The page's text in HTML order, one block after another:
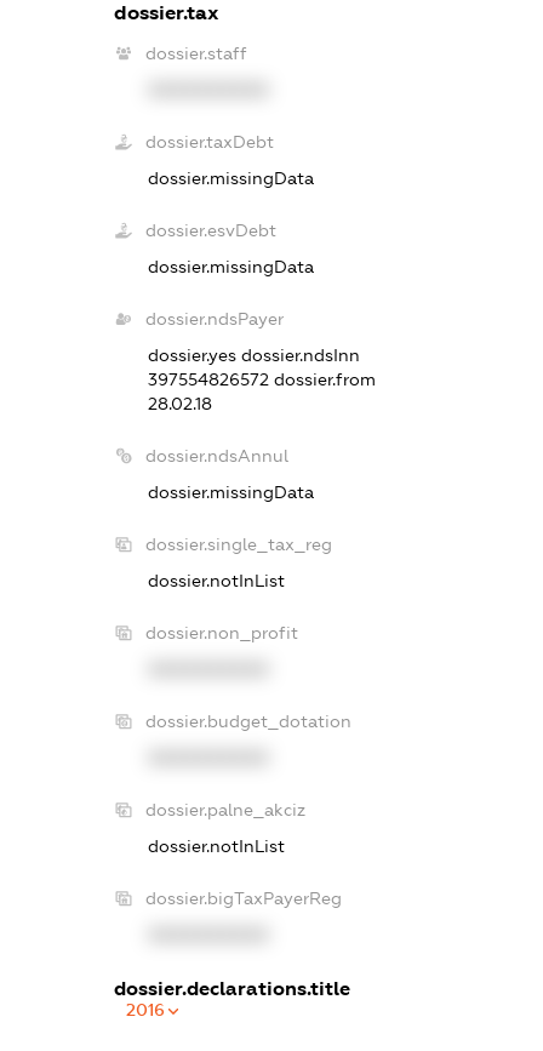
dossier.tax
dossier.staff
dossier.taxDebt
dossier.missingData
dossier.esvDebt
dossier.missingData
dossier.ndsPayer
dossier.yes dossier.ndsInn
397554826572 dossier.from
28.02.18
dossier.ndsAnnul
dossier.missingData
dossier.single_tax_reg
dossier.notInList
dossier.non_profit
dossier.budget_dotation
dossier.palne_akciz
dossier.notInList
dossier.bigTaxPayerReg
dossier.declarations.title
2016